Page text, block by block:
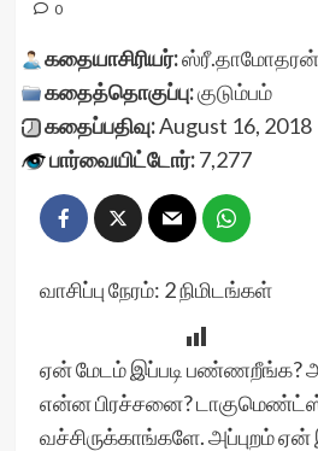
0
கதையாசிரியர்:ஸ்ரீ.தாமோதரன்
கதைத்தொகுப்பு:குடும்பம்
கதைப்பதிவு:August 16, 2018
பார்வையிட்டோர்:7,277
வாசிப்பு நேரம்: 2நிமிடங்கள்
ஏன் மேடம் இப்படி பண்ணறீங்க?
என்ன பிரச்சனை?
வச்சிருக்காங்களே. அப்புறம்